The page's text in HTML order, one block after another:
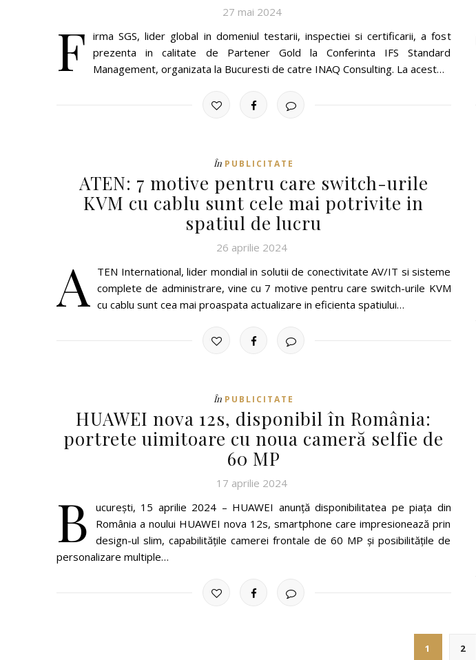
27 mai 2024
F irma SGS, lider global in domeniul testarii, inspectiei si certificarii, a fost
prezenta in calitate de Partener Gold la Conferinta IFS Standard
Management, organizata la Bucuresti de catre INAQ Consulting. La acest…
În PUBLICITATE
ATEN: 7 motive pentru care switch-urile
KVM cu cablu sunt cele mai potrivite in
spatiul de lucru
26 aprilie 2024
A
TEN International, lider mondial in solutii de conectivitate AV/IT si sisteme
complete de administrare, vine cu 7 motive pentru care switch-urile KVM
cu cablu sunt cea mai proaspata actualizare in eficienta spatiului…
În PUBLICITATE
HUAWEI nova 12s, disponibil în România:
portrete uimitoare cu noua cameră selfie de
60 MP
17 aprilie 2024
B
ucurești, 15 aprilie 2024 – HUAWEI anunță disponibilitatea pe piața din
România a noului HUAWEI nova 12s, smartphone care impresionează prin
design-ul slim, capabilitățile camerei frontale de 60 MP și posibilitățile de
personalizare multiple…
1 2